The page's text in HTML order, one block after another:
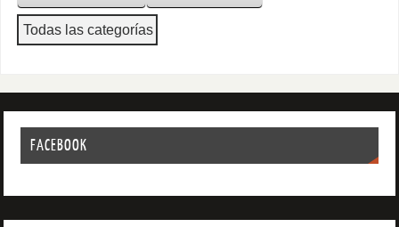
Todas las categorías
FACEBOOK